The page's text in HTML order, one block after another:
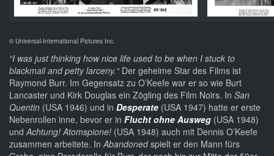
© Universal-International Pictures Inc.
“I was just thinking how nice life used to be when I stuck to
blackmail and petty larceny.“Der geheime Star des Films ist
Raymond Burr. Im Gegensatz zu O’Keefe war er so wie Burt
Lancaster und Kirk Douglas ein Zögling des Film Noirs. In San
Quentin (USA 1946) und in Desperate (USA 1947) hatte er erste
Nebenrollen inne, bevor er in Flucht ohne Ausweg (USA 1948)
undAchtung! Atomspione! (USA 1948) auch mit Dennis O’Keefe
zusammen arbeitete. InAbandonedspielt er den Mann fürs